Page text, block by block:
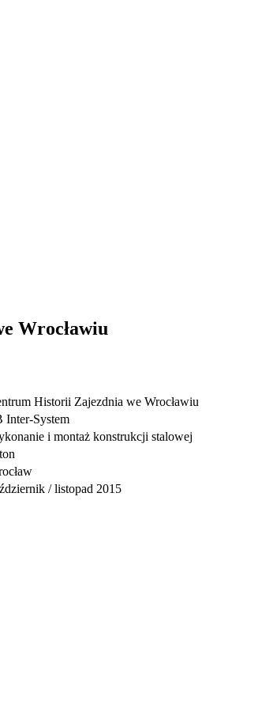
Wrocławiu
Historii Zajezdnia we Wrocławiu
Inter-System
i montaż konstrukcji stalowej
/ listopad 2015